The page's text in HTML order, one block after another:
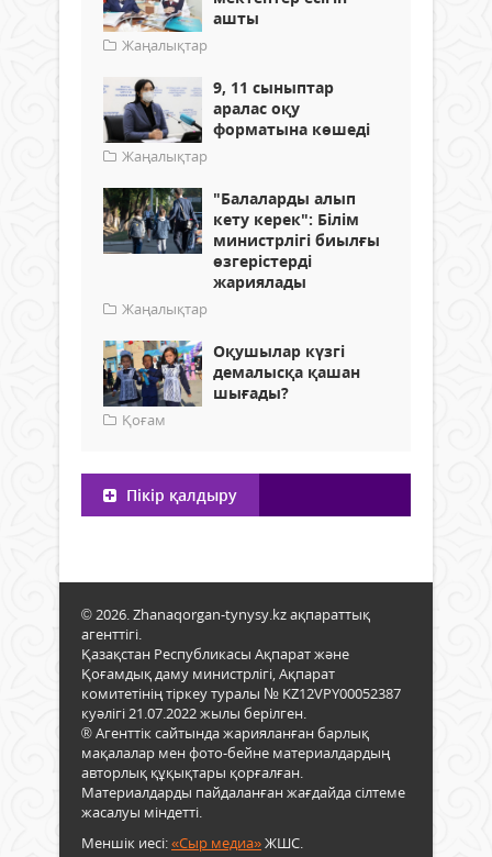
ашты
Жаңалықтар
9, 11 сыныптар
аралас оқу
форматына көшеді
Жаңалықтар
"Балаларды алып
кету керек": Білім
министрлігі биылғы
өзгерістерді
жариялады
Жаңалықтар
Оқушылар күзгі
демалысқа қашан
шығады?
Қоғам
Пікір қалдыру
© 2026. Zhanaqorgan-tynysy.kz ақпараттық
агенттігі.
Қазақстан Республикасы Ақпарат және
Қоғамдық даму министрлігі, Ақпарат
комитетінің тіркеу туралы № KZ12VPY00052387
куәлігі 21.07.2022 жылы берілген.
® Агенттік сайтында жарияланған барлық
мақалалар мен фото-бейне материалдардың
авторлық құқықтары қорғалған.
Материалдарды пайдаланған жағдайда сілтеме
жасалуы міндетті.
Меншік иесі:«Сыр медиа»ЖШС.